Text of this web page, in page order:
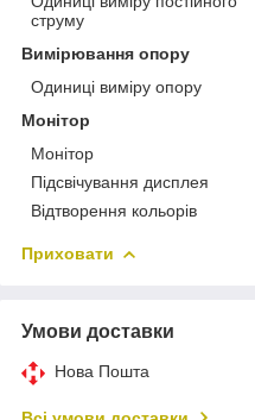
струму
Вимірювання опору
Одиниці виміру опору
Монітор
Монітор
Підсвічування дисплея
Відтворення кольорів
Приховати
Умови доставки
Нова Пошта